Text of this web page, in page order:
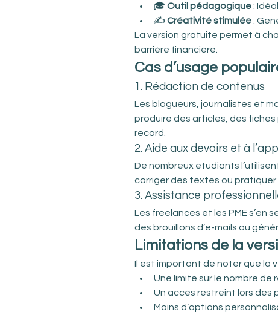
🎓 Outil pédagogique :
✍️ Créativité stimulée :
La version gratuite permet à
barrière financière.
Cas d’usage
1. Rédaction de contenus
Les blogueurs, journalistes et
produire des articles, des
record.
2. Aide aux devoirs et à
De nombreux étudiants
corriger des textes ou pratiquer
3. Assistance
Les freelances et les PME s’en
des brouillons d’e-mails ou
Limitations de la
Il est important de noter que la
Une limite sur le nombre de
Un accès restreint lors des
Moins d’options